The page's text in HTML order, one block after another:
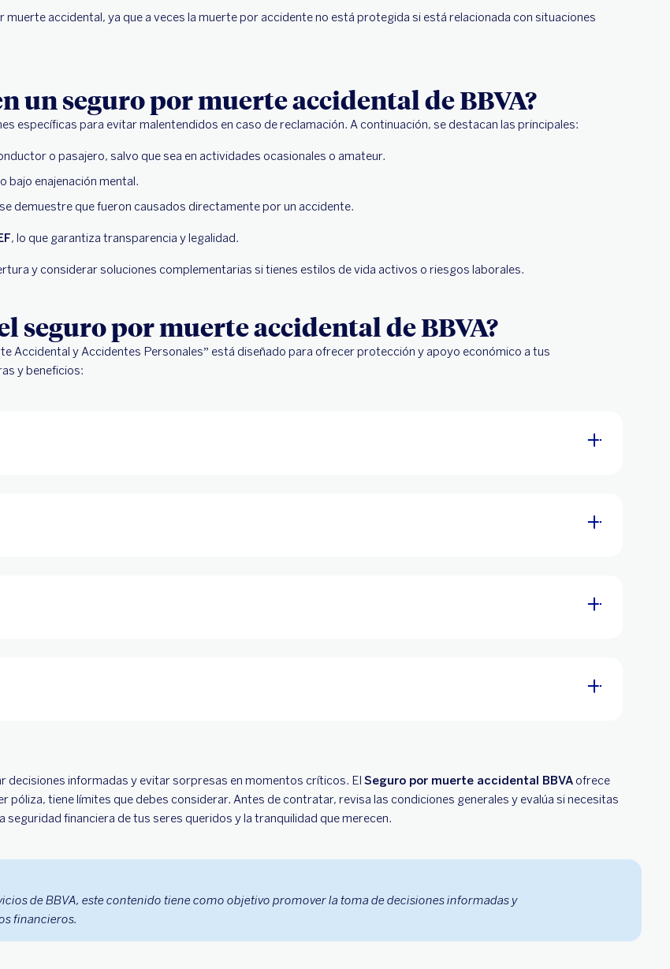
accidental, ya que a veces la muerte por accidente no está protegida si está relacionada con situaciones
un seguro por muerte accidental de BBVA?
específicas para evitar malentendidos en caso de reclamación. A continuación, se destacan las principales:
o pasajero, salvo que sea en actividades ocasionales o amateur.
bajo enajenación mental.
demuestre que fueron causados directamente por un accidente.
, lo que garantiza transparencia y legalidad.
y considerar soluciones complementarias si tienes estilos de vida activos o riesgos laborales.
seguro por muerte accidental de BBVA?
Accidental y Accidentes Personales” está diseñado para ofrecer protección y apoyo económico a tus
y beneficios:
decisiones informadas y evitar sorpresas en momentos críticos. El Seguro por muerte accidental BBVA ofrece
tiene límites que debes considerar. Antes de contratar, revisa las condiciones generales y evalúa si necesitas
financiera de tus seres queridos y la tranquilidad que merecen.
de BBVA, este contenido tiene como objetivo promover la toma de decisiones informadas y
financieros.